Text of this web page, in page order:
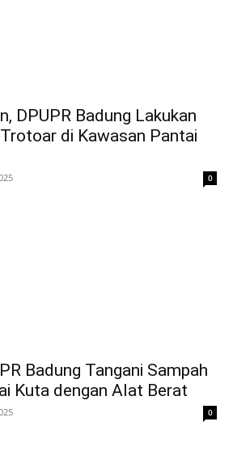
DPUPR Badung Lakukan
di Kawasan Pantai
0
Badung Tangani Sampah
Kuta dengan Alat Berat
0